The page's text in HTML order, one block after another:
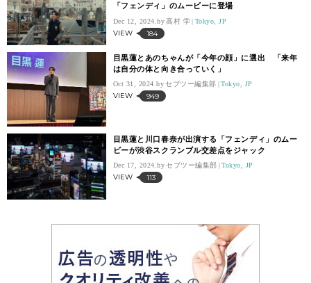
「フェンディ」のムービーに登場
Dec 12, 2024. 高村 学 Tokyo, JP
VIEW 184
目黒蓮とあのちゃんが「今年の顔」に選出 「来年
は自分の体と向き合っていく」
Oct 31, 2024. セブツー編集部 Tokyo, JP
VIEW 949
目黒蓮と川口春奈が出演する「フェンディ」のムー
ビーが渋谷スクランブル交差点をジャック
Dec 17, 2024. セブツー編集部 Tokyo, JP
VIEW 113